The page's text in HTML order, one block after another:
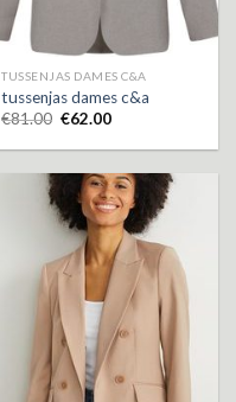
TUSSENJAS DAMES C&A
tussenjas dames c&a
€81.00 €62.00